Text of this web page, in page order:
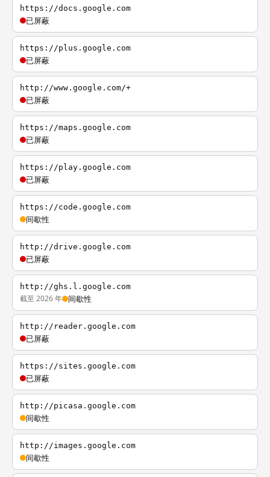
https://docs.google.com
已屏蔽
https://plus.google.com
已屏蔽
http://www.google.com/+
已屏蔽
https://maps.google.com
已屏蔽
https://play.google.com
已屏蔽
https://code.google.com
间歇性
http://drive.google.com
已屏蔽
http://ghs.l.google.com
截至 2026 年 间歇性
http://reader.google.com
已屏蔽
https://sites.google.com
已屏蔽
http://picasa.google.com
间歇性
http://images.google.com
间歇性